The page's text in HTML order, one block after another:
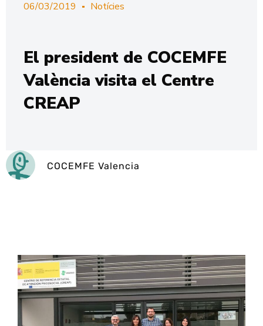
06/03/2019 Notícies
El president de COCEMFE
València visita el Centre
CREAP
COCEMFE Valencia